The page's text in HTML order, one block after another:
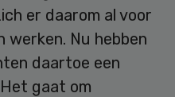
er daarom al voor
werken. Nu hebben
daartoe een
gaat om